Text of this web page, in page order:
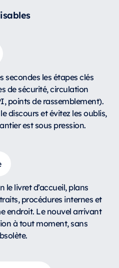
secondes les étapes clés
de sécurité, circulation
points de rassemblement).
discours et évitez les oublis,
est sous pression.
le livret d’accueil, plans
procédures internes et
endroit. Le nouvel arrivant
à tout moment, sans